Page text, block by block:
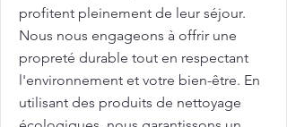
profitent pleinement de leur séjour.
Nous nous engageons à offrir une
propreté durable tout en respectant
l'environnement et votre bien-être. En
utilisant des produits de nettoyage